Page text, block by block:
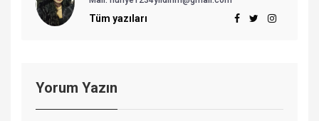
Tüm yazıları
Yorum Yazın